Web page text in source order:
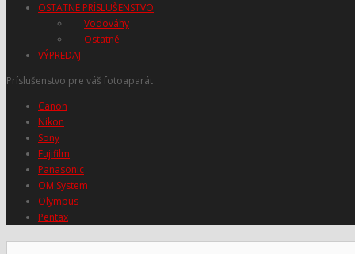
OSTATNÉ PRÍSLUŠENSTVO
Vodováhy
Ostatné
VÝPREDAJ
Príslušenstvo pre váš fotoaparát
Canon
Nikon
Sony
Fujifilm
Panasonic
OM System
Olympus
Pentax